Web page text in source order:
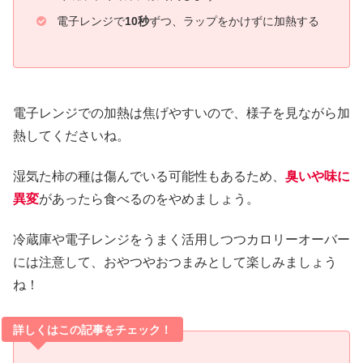
電子レンジで10秒ずつ、ラップをかけずに加熱する
電子レンジでの加熱は焦げやすいので、様子を見ながら加
熱してくださいね。
湿気た柿の種は傷んでいる可能性もあるため、 臭いや味に
異変があったら食べるのをやめましょう。
冷蔵庫や電子レンジをうまく活用しつつカロリーオーバー
には注意して、おやつやおつまみとして楽しみましょう
ね！
詳しくはこの記事をチェック！